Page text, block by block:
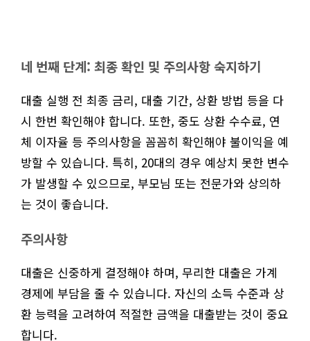
네 번째 단계: 최종 확인 및 주의사항 숙지하기
대출 실행 전 최종 금리, 대출 기간, 상환 방법 등을 다
시 한번 확인해야 합니다. 또한, 중도 상환 수수료, 연
체 이자율 등 주의사항을 꼼꼼히 확인해야 불이익을 예
방할 수 있습니다. 특히, 20대의 경우 예상치 못한 변수
가 발생할 수 있으므로, 부모님 또는 전문가와 상의하
는 것이 좋습니다.
주의사항
대출은 신중하게 결정해야 하며, 무리한 대출은 가계
경제에 부담을 줄 수 있습니다. 자신의 소득 수준과 상
환 능력을 고려하여 적절한 금액을 대출받는 것이 중요
합니다.